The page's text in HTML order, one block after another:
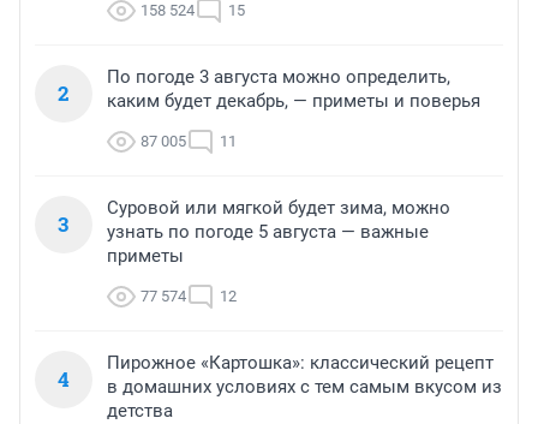
158 524 15
2
По погоде 3 августа можно определить,
каким будет декабрь, — приметы и поверья
87 005 11
3
Суровой или мягкой будет зима, можно
узнать по погоде 5 августа — важные
приметы
77 574 12
4
Пирожное «Картошка»: классический рецепт
в домашних условиях с тем самым вкусом из
детства